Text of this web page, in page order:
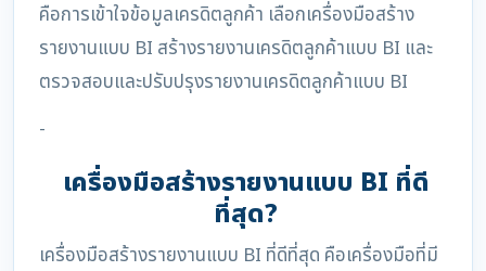
คือการเข้าใจข้อมูลเครดิตลูกค้า เลือกเครื่องมือสร้าง
รายงานแบบ BI สร้างรายงานเครดิตลูกค้าแบบ BI และ
ตรวจสอบและปรับปรุงรายงานเครดิตลูกค้าแบบ BI
-
เครื่องมือสร้างรายงานแบบ BI ที่ดี
ที่สุด?
เครื่องมือสร้างรายงานแบบ BI ที่ดีที่สุด คือเครื่องมือที่มี